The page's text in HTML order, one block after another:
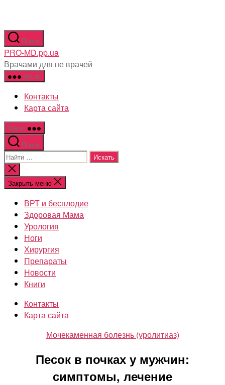
Перейти
к
содержимому
Поиск
PRO-MD.pp.ua
Врачами для не врачей
Меню
Контакты
Карта сайта
Меню
Поиск
Поиск:
Закрыть
поиск
Закрыть меню
ВРТ и бесплодие
Здоровая Мама
Урология
Ноги
Хирургия
Препараты
Новости
Книги
Контакты
Карта сайта
Рубрики
Мочекаменная болезнь (уролитиаз)
Песок в почках у мужчин:
симптомы, лечение